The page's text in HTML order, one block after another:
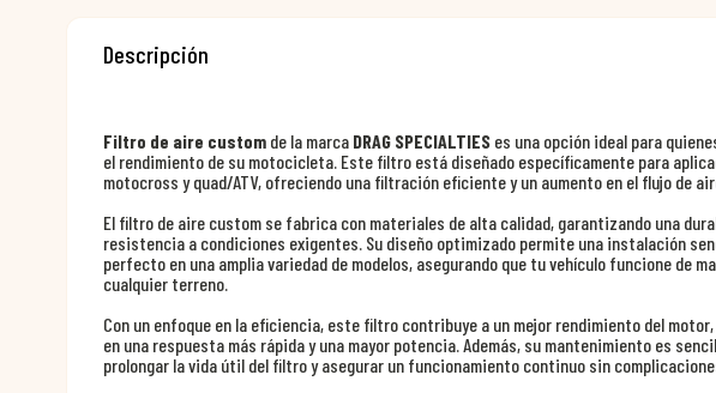
Descripción
Filtro de aire custom de la marca DRAG SPECIALTIES es una opción ideal para
el rendimiento de su motocicleta. Este filtro está diseñado específicamente para
motocross y quad/ATV, ofreciendo una filtración eficiente y un aumento en el flujo de
El filtro de aire custom se fabrica con materiales de alta calidad, garantizando una
resistencia a condiciones exigentes. Su diseño optimizado permite una instalación
perfecto en una amplia variedad de modelos, asegurando que tu vehículo funcione de
cualquier terreno.
Con un enfoque en la eficiencia, este filtro contribuye a un mejor rendimiento del
en una respuesta más rápida y una mayor potencia. Además, su mantenimiento es
prolongar la vida útil del filtro y asegurar un funcionamiento continuo sin